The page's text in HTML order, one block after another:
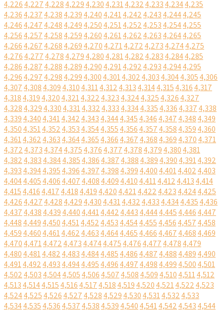
4,2264,2274,2284,2294,2304,2314,2324,2334,2344,235
4,2364,2374,2384,2394,2404,2414,2424,2434,2444,245
4,2464,2474,2484,2494,2504,2514,2524,2534,2544,255
4,2564,2574,2584,2594,2604,2614,2624,2634,2644,265
4,2664,2674,2684,2694,2704,2714,2724,2734,2744,275
4,2764,2774,2784,2794,2804,2814,2824,2834,2844,285
4,2864,2874,2884,2894,2904,2914,2924,2934,2944,295
4,2964,2974,2984,2994,3004,3014,3024,3034,3044,3054,306
4,3074,3084,3094,3104,3114,3124,3134,3144,3154,3164,317
4,3184,3194,3204,3214,3224,3234,3244,3254,3264,327
4,3284,3294,3304,3314,3324,3334,3344,3354,3364,3374,338
4,3394,3404,3414,3424,3434,3444,3454,3464,3474,3484,349
4,3504,3514,3524,3534,3544,3554,3564,3574,3584,3594,360
4,3614,3624,3634,3644,3654,3664,3674,3684,3694,3704,371
4,3724,3734,3744,3754,3764,3774,3784,3794,3804,381
4,3824,3834,3844,3854,3864,3874,3884,3894,3904,3914,392
4,3934,3944,3954,3964,3974,3984,3994,4004,4014,4024,403
4,4044,4054,4064,4074,4084,4094,4104,4114,4124,4134,414
4,4154,4164,4174,4184,4194,4204,4214,4224,4234,4244,425
4,4264,4274,4284,4294,4304,4314,4324,4334,4344,4354,436
4,4374,4384,4394,4404,4414,4424,4434,4444,4454,4464,447
4,4484,4494,4504,4514,4524,4534,4544,4554,4564,4574,458
4,4594,4604,4614,4624,4634,4644,4654,4664,4674,4684,469
4,4704,4714,4724,4734,4744,4754,4764,4774,4784,479
4,4804,4814,4824,4834,4844,4854,4864,4874,4884,4894,490
4,4914,4924,4934,4944,4954,4964,4974,4984,4994,5004,501
4,5024,5034,5044,5054,5064,5074,5084,5094,5104,5114,512
4,5134,5144,5154,5164,5174,5184,5194,5204,5214,5224,523
4,5244,5254,5264,5274,5284,5294,5304,5314,5324,533
4,5344,5354,5364,5374,5384,5394,5404,5414,5424,5434,544